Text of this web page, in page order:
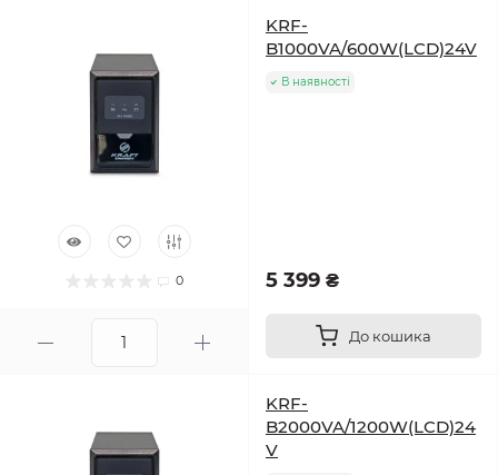
0
KRF-
B1000VA/600W(LCD)24V
В наявності
5 399 ₴
До кошика
KRF-
B2000VA/1200W(LCD)24
V